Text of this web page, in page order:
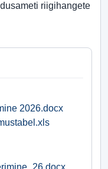
riigihangete
2026.docx